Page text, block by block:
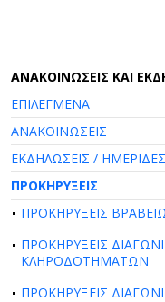
AΝΑΚΟΙΝΩΣΕΙΣ ΚΑΙ
ΕΠΙΛΕΓΜΕΝΑ
ΑΝΑΚΟΙΝΩΣΕΙΣ
ΕΚΔΗΛΩΣΕΙΣ /
ΠΡΟΚΗΡΥΞΕΙΣ
ΠΡΟΚΗΡΥΞΕΙΣ
ΠΡΟΚΗΡΥΞΕΙΣ
ΚΛΗΡΟΔΟΤΗΜΑΤΩΝ
ΠΡΟΚΗΡΥΞΕΙΣ